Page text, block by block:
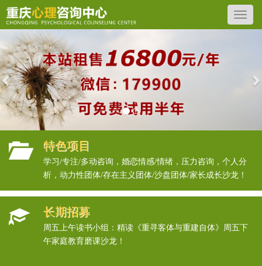
Previous
特色项目
学习/专注/多动咨询，婚恋情感/情绪，压力咨询，个人分
析，动力性团体/存在主义团体/沙盘团体/家长成长沙龙！
长期招募
周五上午读书小组：精读《重寻客体与重建自体》周五下
午家庭教育磨课沙龙！